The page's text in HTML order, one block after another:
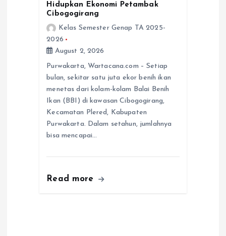
Hidupkan Ekonomi Petambak
Cibogogirang
Kelas Semester Genap TA 2025-
2026
August 2, 2026
Purwakarta, Wartacana.com – Setiap
bulan, sekitar satu juta ekor benih ikan
menetas dari kolam-kolam Balai Benih
Ikan (BBI) di kawasan Cibogogirang,
Kecamatan Plered, Kabupaten
Purwakarta. Dalam setahun, jumlahnya
bisa mencapai…
Read more